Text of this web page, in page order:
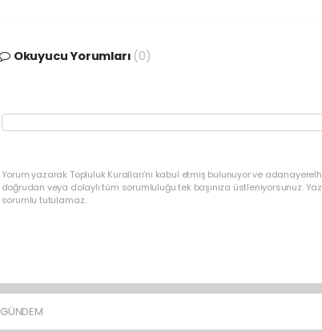
Okuyucu Yorumları (0)
Yorum yazarak Topluluk Kuralları’nı kabul etmiş bulunuyor ve
doğrudan veya dolaylı tüm sorumluluğu tek başınıza üstleniyorsunuz.
sorumlu tutulamaz.
GÜNDEM